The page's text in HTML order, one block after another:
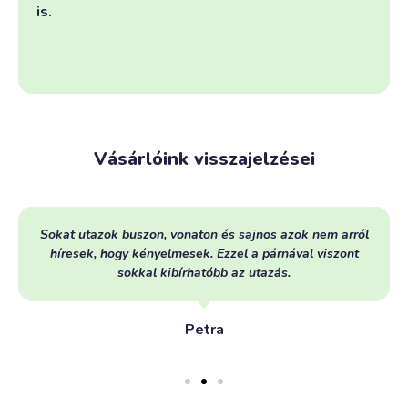
is.
Vásárlóink visszajelzései
Sokat utazok buszon, vonaton és sajnos azok nem arról
híresek, hogy kényelmesek. Ezzel a párnával viszont
sokkal kibírhatóbb az utazás.
Petra